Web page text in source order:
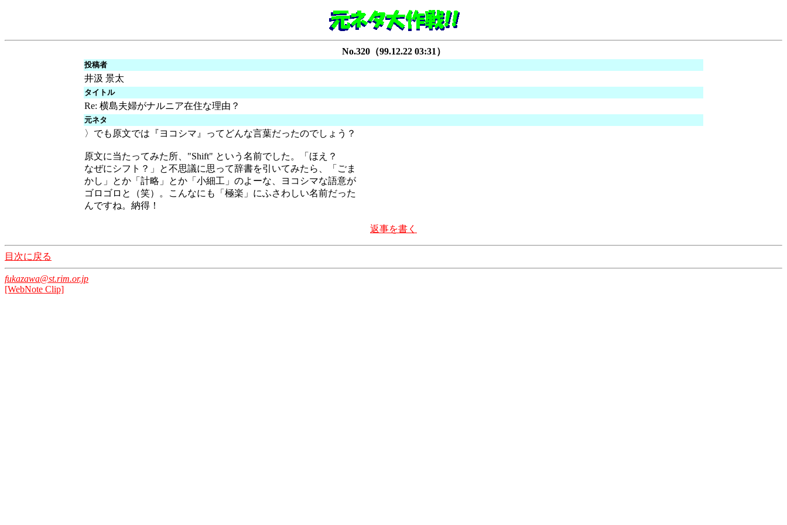
No.320（99.12.22 03:31）
投稿者
井汲 景太
タイトル
Re: 横島夫婦がナルニア在住な理由？
元ネタ
〉でも原文では『ヨコシマ』ってどんな言葉だったのでしょう？
原文に当たってみた所、"Shift" という名前でした。「ほえ？
なぜにシフト？」と不思議に思って辞書を引いてみたら、「ごま
かし」とか「計略」とか「小細工」のよーな、ヨコシマな語意が
ゴロゴロと（笑）。こんなにも「極楽」にふさわしい名前だった
んですね。納得！
返事を書く
目次に戻る
fukazawa@st.rim.or.jp
[WebNote Clip]